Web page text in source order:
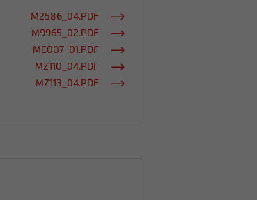
M2586_04.PDF
M9965_02.PDF
ME007_01.PDF
MZ110_04.PDF
MZ113_04.PDF